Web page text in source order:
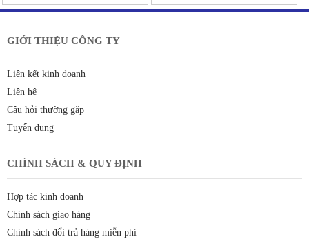
GIỚI THIỆU CÔNG TY
Liên kết kinh doanh
Liên hệ
Câu hỏi thường gặp
Tuyển dụng
CHÍNH SÁCH & QUY ĐỊNH
Hợp tác kinh doanh
Chính sách giao hàng
Chính sách đổi trả hàng miễn phí